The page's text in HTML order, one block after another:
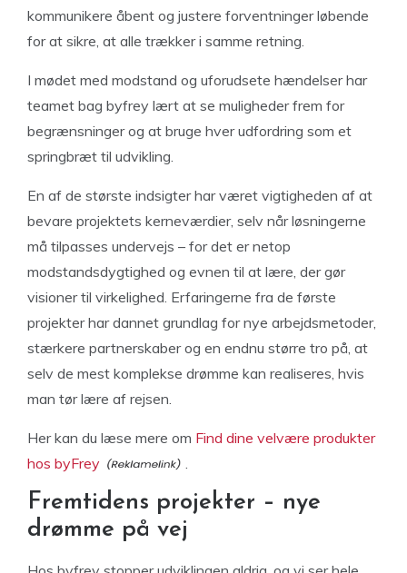
kommunikere åbent og justere forventninger løbende
for at sikre, at alle trækker i samme retning.
I mødet med modstand og uforudsete hændelser har
teamet bag byfrey lært at se muligheder frem for
begrænsninger og at bruge hver udfordring som et
springbræt til udvikling.
En af de største indsigter har været vigtigheden af at
bevare projektets kerneværdier, selv når løsningerne
må tilpasses undervejs – for det er netop
modstandsdygtighed og evnen til at lære, der gør
visioner til virkelighed. Erfaringerne fra de første
projekter har dannet grundlag for nye arbejdsmetoder,
stærkere partnerskaber og en endnu større tro på, at
selv de mest komplekse drømme kan realiseres, hvis
man tør lære af rejsen.
Her kan du læse mere om Find dine velvære produkter
hos byFrey
Fremtidens projekter – nye
drømme på vej